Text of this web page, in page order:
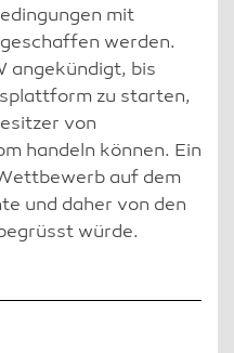
mit
werden.
angekündigt, bis
zu starten,
von
handeln können. Ein
auf dem
und daher von den
würde.